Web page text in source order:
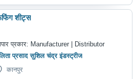
शीट्स
प्रकार: Manufacturer | Distributor
प्रसाद सुशिल चंद्र इंडस्ट्रीज
कानपुर